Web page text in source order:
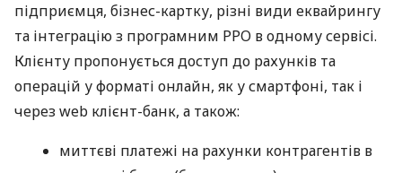
підприємця, бізнес-картку, різні види еквайрингу
та інтеграцію з програмним РРО в одному сервісі.
Клієнту пропонується доступ до рахунків та
операцій у форматі онлайн, як у смартфоні, так і
через web клієнт-банк, а також:
миттєві платежі на рахунки контрагентів в